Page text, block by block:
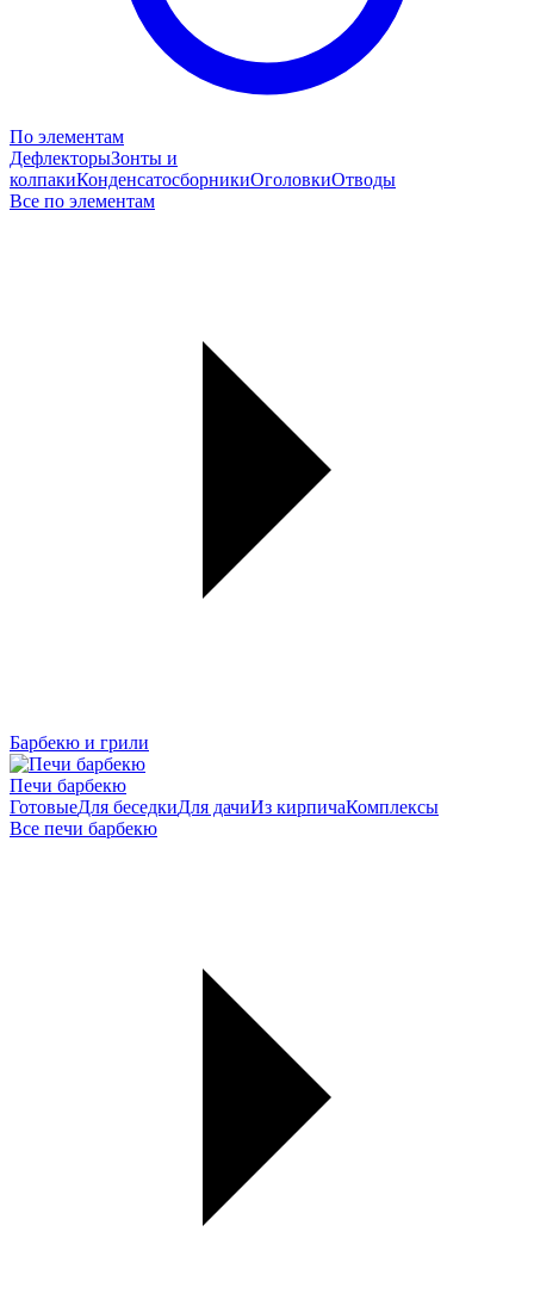
По элементам
ДефлекторыЗонты и
колпакиКонденсатосборникиОголовкиОтводы
Все по элементам
Барбекю и грили
Печи барбекю
ГотовыеДля беседкиДля дачиИз кирпичаКомплексы
Все печи барбекю